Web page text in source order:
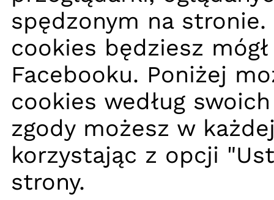
spędzonym na
cookies będziesz
Facebooku. Poniżej
cookies według
zgody możesz w
korzystając z opcji
strony.